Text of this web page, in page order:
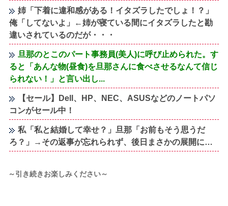
姉「下着に違和感がある！イタズラしたでしょ！？」
俺「してないよ」←姉が寝ている間にイタズラしたと勘
違いされているのだが・・・
旦那のとこのパート事務員(美人)に呼び止められた。す
ると「あんな物(昼食)を旦那さんに食べさせるなんて信じ
られない！」と言い出し...
【セール】Dell、HP、NEC、ASUSなどのノートパソ
コンがセール中！
私「私と結婚して幸せ？」旦那「お前もそう思うだ
ろ？」→その返事が忘れられず、後日まさかの展開に…
～引き続きお楽しみください～